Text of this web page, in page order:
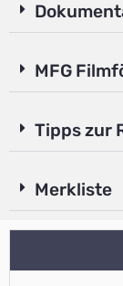
MFG
Tipps zur
Merkliste